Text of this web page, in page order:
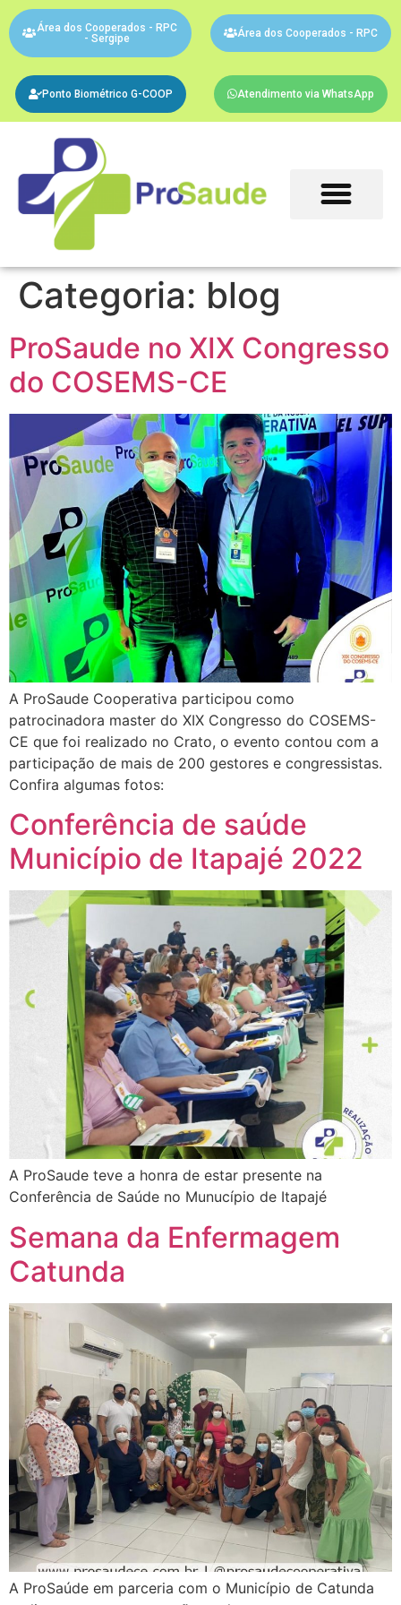
Área dos Cooperados - RPC
- Sergipe
Área dos Cooperados - RPC
Ponto Biométrico G-COOP Atendimento via WhatsApp
Categoria: blog
ProSaude no XIX Congresso
do COSEMS-CE
A ProSaude Cooperativa participou como
patrocinadora master do XIX Congresso do COSEMS-
CE que foi realizado no Crato, o evento contou com a
participação de mais de 200 gestores e congressistas.
Confira algumas fotos:
Conferência de saúde
Município de Itapajé 2022
A ProSaude teve a honra de estar presente na
Conferência de Saúde no Munucípio de Itapajé
Semana da Enfermagem
Catunda
A ProSaúde em parceria com o Município de Catunda